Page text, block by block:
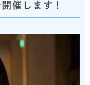
催します！